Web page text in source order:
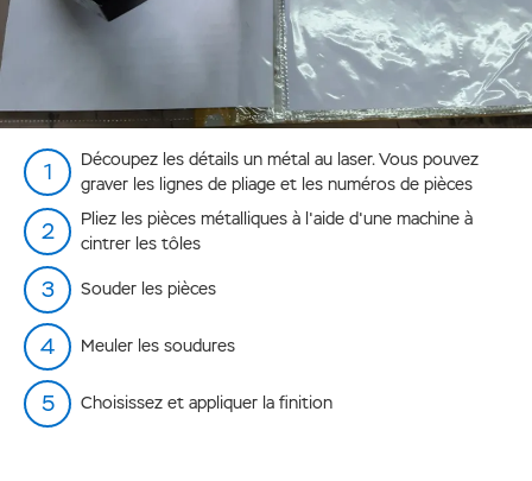
Découpez les détails un métal au laser. Vous pouvez
graver les lignes de pliage et les numéros de pièces
Pliez les pièces métalliques à l'aide d'une machine à
cintrer les tôles
Souder les pièces
Meuler les soudures
Choisissez et appliquer la finition